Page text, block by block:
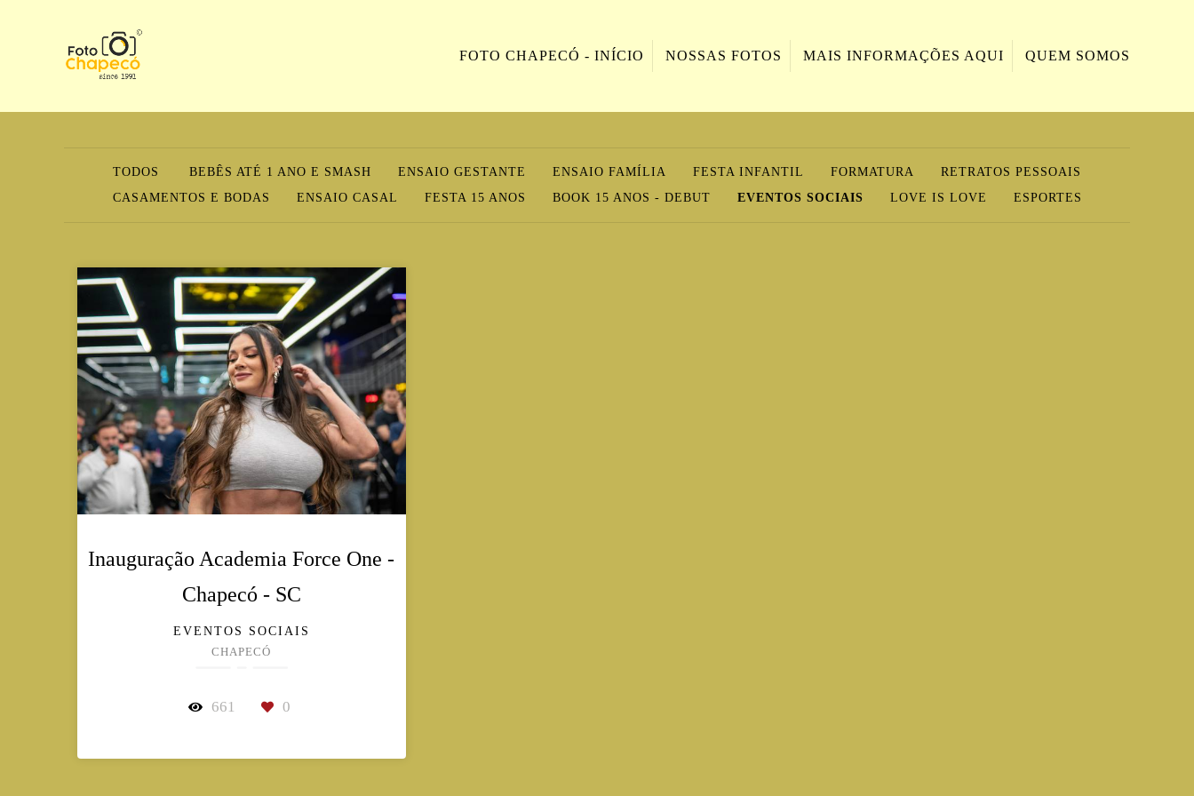
FOTO CHAPECÓ - INÍCIO NOSSAS FOTOS MAIS INFORMAÇÕES AQUI QUEM SOMOS
TODOS BEBÊS ATÉ 1 ANO E SMASH ENSAIO GESTANTE ENSAIO FAMÍLIA FESTA INFANTIL FORMATURA
RETRATOS PESSOAIS
CASAMENTOS E BODAS
ENSAIO CASAL FESTA 15 ANOS BOOK 15 ANOS - DEBUT EVENTOS SOCIAIS LOVE IS LOVE ESPORTES
Inauguração Academia Force One -
Chapecó - SC
EVENTOS SOCIAIS
CHAPECÓ
661 0